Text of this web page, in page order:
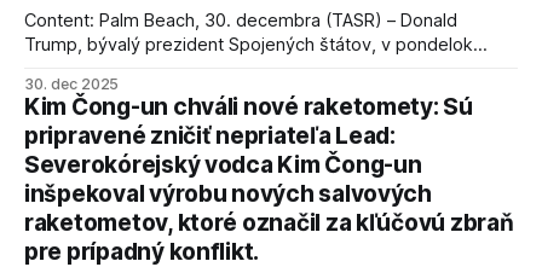
Content: Palm Beach, 30. decembra (TASR) – Donald
Trump, bývalý prezident Spojených štátov, v pondelok
kľúčové pre úspešné dosiahnutie prímeria v Gaze. Agentúra
AFP informuje, že Trump vyjadril presvedčenie, že Izrael plní
podmienky dohody o prí
30. dec 2025
Kim Čong-un chváli nové raketomety: Sú
pripravené zničiť nepriateľa Lead:
Severokórejský vodca Kim Čong-un
inšpekoval výrobu nových salvových
raketometov, ktoré označil za kľúčovú zbraň
pre prípadný konflikt.